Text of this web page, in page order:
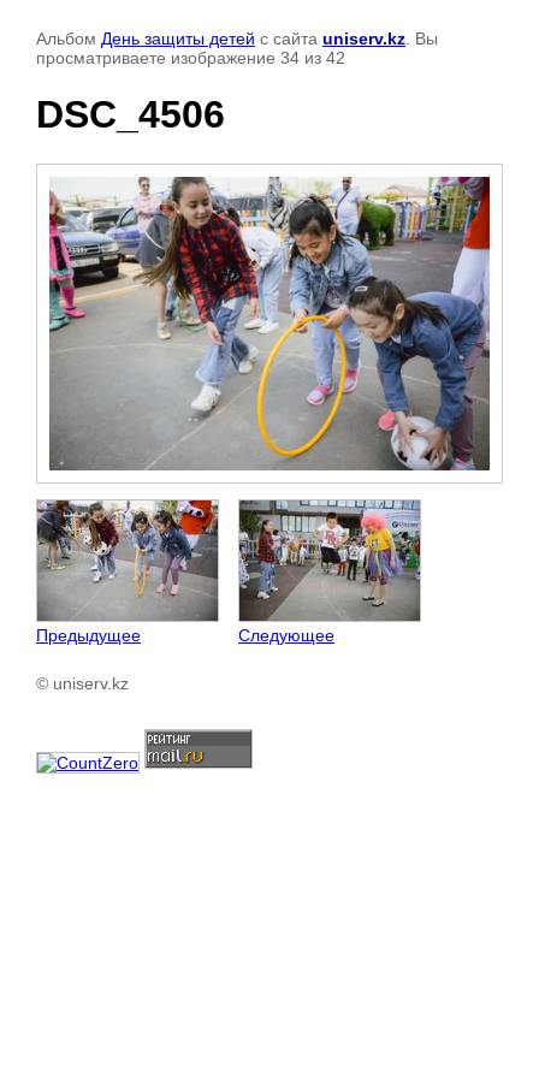
Альбом День защиты детей с сайта uniserv.kz . Вы
просматриваете изображение 34 из 42
DSC_4506
Предыдущее Следующее
© uniserv.kz